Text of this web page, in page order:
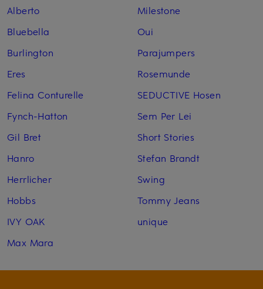
Alberto
Bluebella
Burlington
Eres
Felina Conturelle
Fynch-Hatton
Gil Bret
Hanro
Herrlicher
Hobbs
IVY OAK
Max Mara
Milestone
Oui
Parajumpers
Rosemunde
SEDUCTIVE Hosen
Sem Per Lei
Short Stories
Stefan Brandt
Swing
Tommy Jeans
unique